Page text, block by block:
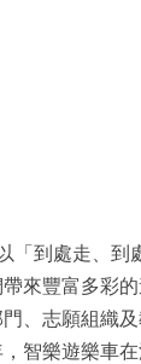
「到處走、到
來豐富多彩
、志願組織
智樂遊樂車